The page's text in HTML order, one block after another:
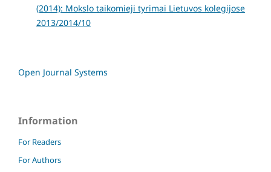
(2014): Mokslo taikomieji tyrimai Lietuvos kolegijose
2013/2014/10
Open Journal Systems
Information
For Readers
For Authors